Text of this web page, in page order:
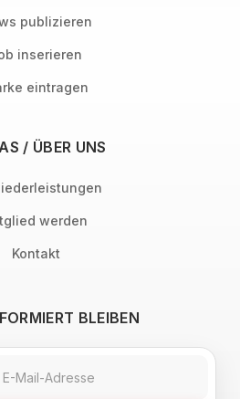
publizieren
inserieren
eintragen
/ ÜBER UNS
werden
Kontakt
BLEIBEN